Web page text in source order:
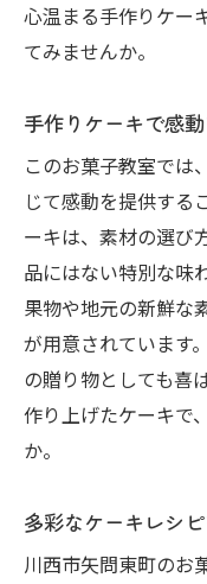
心温まる手作りケー
てみませんか。
手作りケーキで感
このお菓子教室では
じて感動を提供する
ーキは、素材の選び
品にはない特別な味
果物や地元の新鮮な
が用意されています
の贈り物としても喜
作り上げたケーキで
か。
多彩なケーキレシ
川西市矢問東町のお